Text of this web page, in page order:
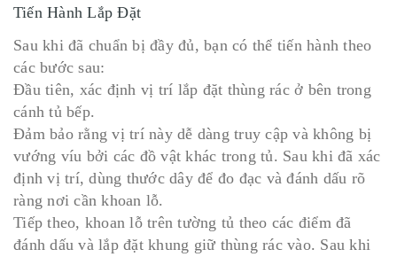
Tiến Hành Lắp Đặt
Sau khi đã chuẩn bị đầy đủ, bạn có thể tiến hành theo
các bước sau:
Đầu tiên, xác định vị trí lắp đặt thùng rác ở bên trong
cánh tủ bếp.
Đảm bảo rằng vị trí này dễ dàng truy cập và không bị
vướng víu bởi các đồ vật khác trong tủ. Sau khi đã xác
định vị trí, dùng thước dây để đo đạc và đánh dấu rõ
ràng nơi cần khoan lỗ.
Tiếp theo, khoan lỗ trên tường tủ theo các điểm đã
đánh dấu và lắp đặt khung giữ thùng rác vào. Sau khi